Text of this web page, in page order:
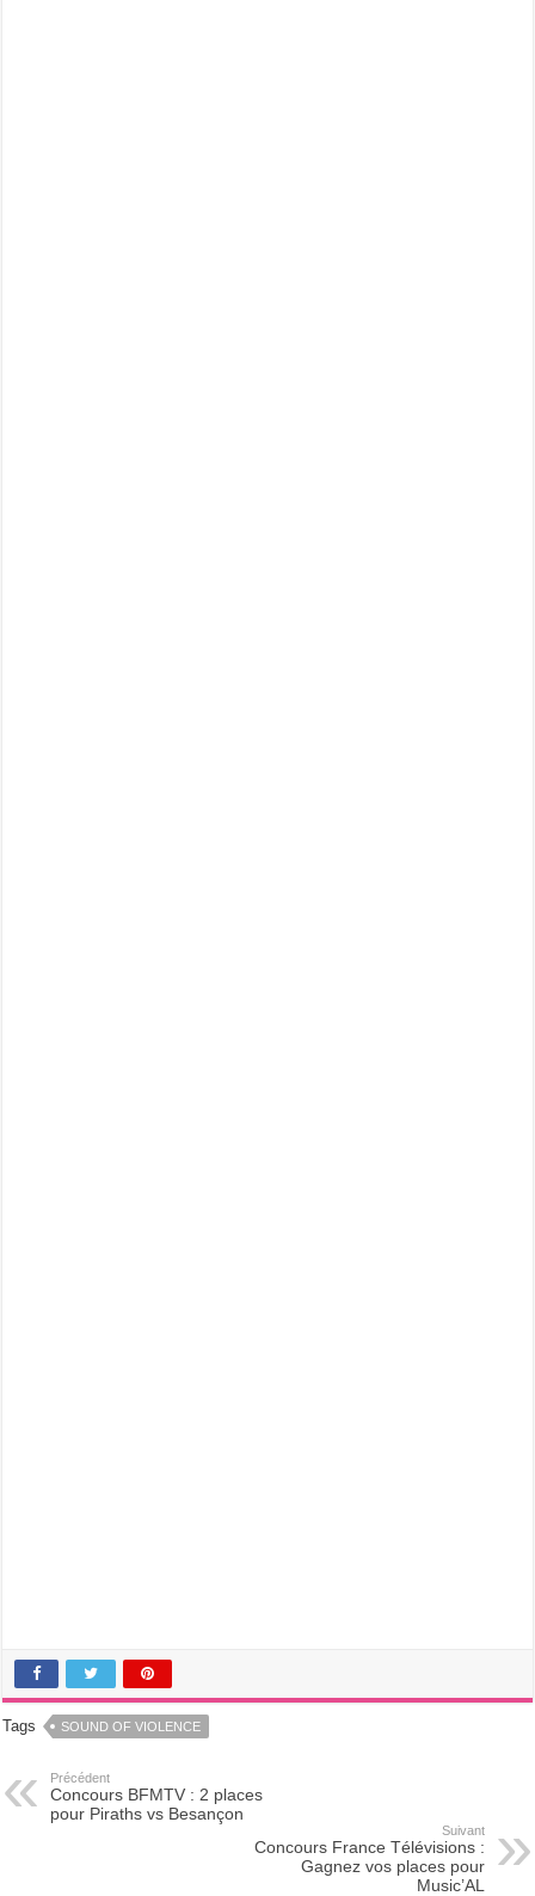
Tags SOUND OF VIOLENCE
Précédent
Concours BFMTV : 2 places
pour Piraths vs Besançon
Suivant
Concours France Télévisions :
Gagnez vos places pour
Music’AL